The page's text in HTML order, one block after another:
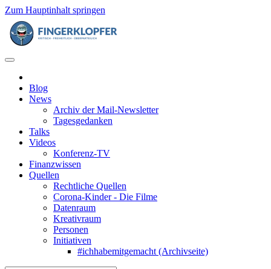
Zum Hauptinhalt springen
Blog
News
Archiv der Mail-Newsletter
Tagesgedanken
Talks
Videos
Konferenz-TV
Finanzwissen
Quellen
Rechtliche Quellen
Corona-Kinder - Die Filme
Datenraum
Kreativraum
Personen
Initiativen
#ichhabemitgemacht (Archivseite)